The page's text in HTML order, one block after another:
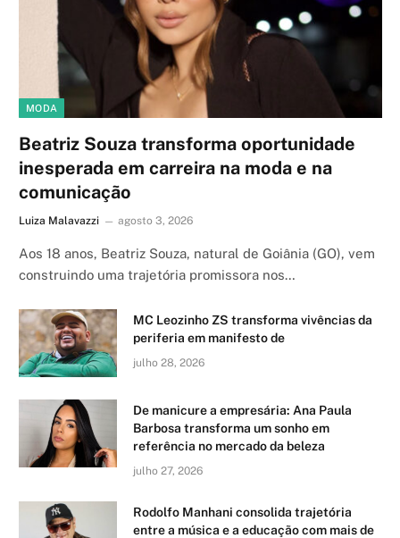
MODA
Beatriz Souza transforma oportunidade
inesperada em carreira na moda e na
comunicação
Luiza Malavazzi agosto 3, 2026
Aos 18 anos, Beatriz Souza, natural de Goiânia (GO), vem
construindo uma trajetória promissora nos…
MC Leozinho ZS transforma vivências da
periferia em manifesto de
julho 28, 2026
De manicure a empresária: Ana Paula
Barbosa transforma um sonho em
referência no mercado da beleza
julho 27, 2026
Rodolfo Manhani consolida trajetória
entre a música e a educação com mais de